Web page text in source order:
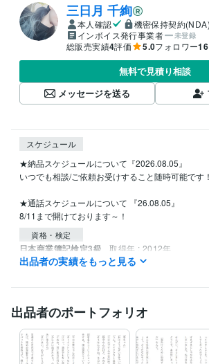
三日月 千絢
本人確認
機密保持契約(NDA)
インボイス発行事業者
未登録
総販売実績4評価 5.0フォロワー16
無料で見積り相談
メッセージを送る
スケジュール
★納品スケジュールについて『2026.08.05』
いつでも相談/ご依頼お受けすること随時可能です！
★通話スケジュールについて 『26.08.05』
資格・検定
日本商業簿記検定3級 取得年 : 2012年
ライティング・翻訳 小説作成
出品者の実績をもっと見る
出品者のポートフォリオ